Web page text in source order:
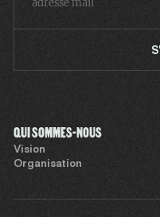
QUI SOMMES-NOUS
Vision
Organisation